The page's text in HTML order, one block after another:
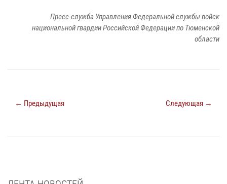
Пресс-служба Управления Федеральной службы войск
национальной гвардии Российской Федерации по Тюменской
области
← Предыдущая Следующая →